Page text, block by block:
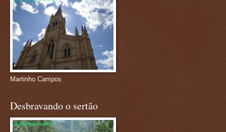
Martinho Campos
Desbravando o sertão